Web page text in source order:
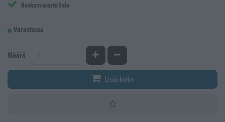
Keskusvarasto Salo
Varastossa
Määrä Kasvata määrääVähennä määrää
Lisää koriin